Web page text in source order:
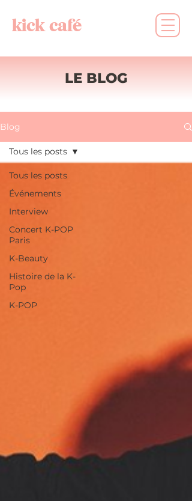
kick café
LE BLOG
Blog
Tous les posts
Événements
Interview
Concert K-POP
Paris
K-Beauty
Histoire de la K-
Pop
K-POP
Tous les posts